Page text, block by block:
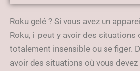
du Roku (Roku
Roku gelé ? Si vous avez un
Roku, il peut y avoir des situations
totalement insensible ou se figer.
avoir des situations où vous devez